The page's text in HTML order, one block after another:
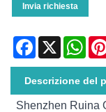
Invia richiesta
Facebook
X
Descrizione del
Shenzhen Ruina